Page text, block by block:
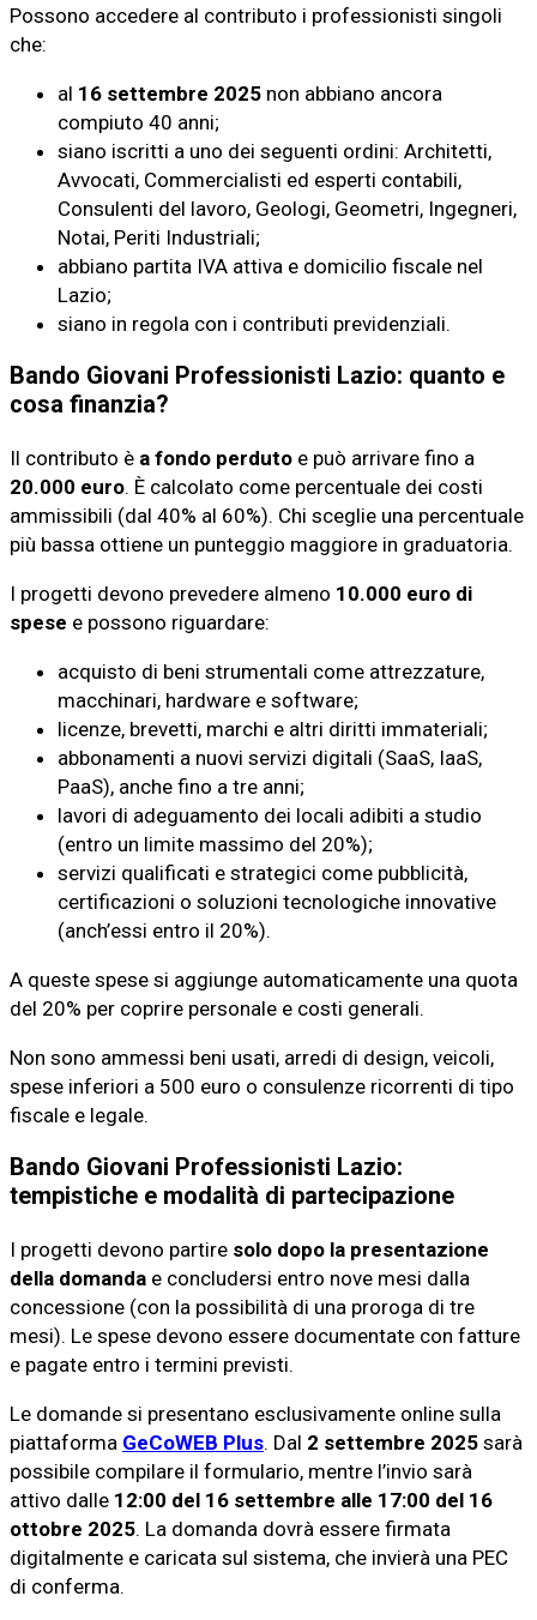
Possono accedere al contributo i professionisti singoli
che:
al 16 settembre 2025 non abbiano ancora
compiuto 40 anni;
siano iscritti a uno dei seguenti ordini: Architetti,
Avvocati, Commercialisti ed esperti contabili,
Consulenti del lavoro, Geologi, Geometri, Ingegneri,
Notai, Periti Industriali;
abbiano partita IVA attiva e domicilio fiscale nel
Lazio;
siano in regola con i contributi previdenziali.
Bando Giovani Professionisti Lazio: quanto e
cosa finanzia?
Il contributo è a fondo perduto e può arrivare fino a
20.000 euro. È calcolato come percentuale dei costi
ammissibili (dal 40% al 60%). Chi sceglie una percentuale
più bassa ottiene un punteggio maggiore in graduatoria.
I progetti devono prevedere almeno 10.000 euro di
spese e possono riguardare:
acquisto di beni strumentali come attrezzature,
macchinari, hardware e software;
licenze, brevetti, marchi e altri diritti immateriali;
abbonamenti a nuovi servizi digitali (SaaS, IaaS,
PaaS), anche fino a tre anni;
lavori di adeguamento dei locali adibiti a studio
(entro un limite massimo del 20%);
servizi qualificati e strategici come pubblicità,
certificazioni o soluzioni tecnologiche innovative
(anch’essi entro il 20%).
A queste spese si aggiunge automaticamente una quota
del 20% per coprire personale e costi generali.
Non sono ammessi beni usati, arredi di design, veicoli,
spese inferiori a 500 euro o consulenze ricorrenti di tipo
fiscale e legale.
Bando Giovani Professionisti Lazio:
tempistiche e modalità di partecipazione
I progetti devono partire solo dopo la presentazione
della domanda e concludersi entro nove mesi dalla
concessione (con la possibilità di una proroga di tre
mesi). Le spese devono essere documentate con fatture
e pagate entro i termini previsti.
Le domande si presentano esclusivamente online sulla
piattaforma GeCoWEB Plus. Dal 2 settembre 2025 sarà
possibile compilare il formulario, mentre l’invio sarà
attivo dalle 12:00 del 16 settembre alle 17:00 del 16
ottobre 2025. La domanda dovrà essere firmata
digitalmente e caricata sul sistema, che invierà una PEC
di conferma.